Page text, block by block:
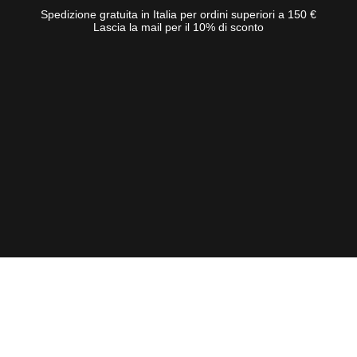
Spedizione gratuita in Italia per ordini superiori a 150 €
Lascia la mail per il 10% di sconto